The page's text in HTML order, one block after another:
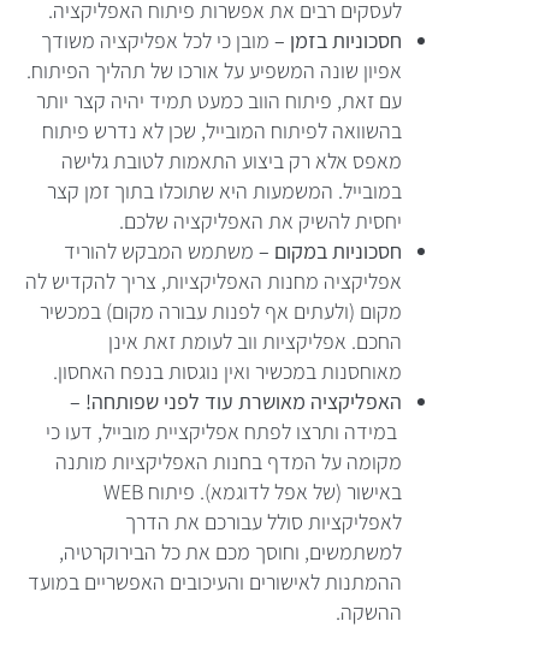
לעסקים רבים את אפשרות פיתוח האפליקציה.
חסכוניות בזמן – מובן כי לכל אפליקציה משודך
אפיון שונה המשפיע על אורכו של תהליך הפיתוח.
עם זאת, פיתוח הווב כמעט תמיד יהיה קצר יותר
בהשוואה לפיתוח המובייל, שכן לא נדרש פיתוח
מאפס אלא רק ביצוע התאמות לטובת גלישה
במובייל. המשמעות היא שתוכלו בתוך זמן קצר
יחסית להשיק את האפליקציה שלכם.
חסכוניות במקום – משתמש המבקש להוריד
אפליקציה מחנות האפליקציות, צריך להקדיש לה
מקום (ולעתים אף לפנות עבורה מקום) במכשיר
החכם. אפליקציות ווב לעומת זאת אינן
מאוחסנות במכשיר ואין נוגסות בנפח האחסון.
האפליקציה מאושרת עוד לפני שפותחה! –
במידה ותרצו לפתח אפליקציית מובייל, דעו כי
מקומה על המדף בחנות האפליקציות מותנה
באישור (של אפל לדוגמא). פיתוח WEB
לאפליקציות סולל עבורכם את הדרך
למשתמשים, וחוסך מכם את כל הבירוקרטיה,
ההמתנות לאישורים והעיכובים האפשריים במועד
ההשקה.